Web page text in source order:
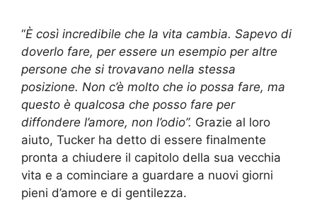
“È così incredibile che la vita cambia. Sapevo di
doverlo fare, per essere un esempio per altre
persone che si trovavano nella stessa
posizione. Non c’è molto che io possa fare, ma
questo è qualcosa che posso fare per
diffondere l’amore, non l’odio”. Grazie al loro
aiuto, Tucker ha detto di essere finalmente
pronta a chiudere il capitolo della sua vecchia
vita e a cominciare a guardare a nuovi giorni
pieni d’amore e di gentilezza.